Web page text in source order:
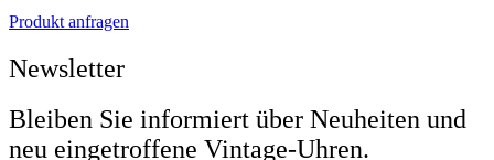
Produkt anfragen
Newsletter
Bleiben Sie informiert über Neuheiten und
neu eingetroffene Vintage-Uhren.